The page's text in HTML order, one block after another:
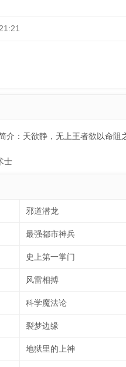
介：天欲静，无上王者欲以命阻
士
邪道潜龙
最强都市神兵
史上第一掌门
风雷相搏
科学魔法论
裂梦边缘
地狱里的上神